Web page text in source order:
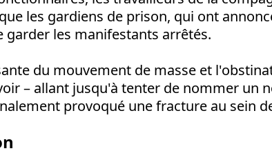
les gardiens de prison, qui ont
les manifestants arrêtés.
du mouvement de masse et
– allant jusqu'à tenter de nommer un
provoqué une fracture au sein